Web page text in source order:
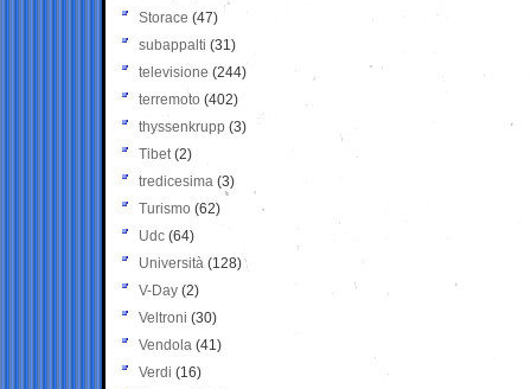
Storace (47)
subappalti (31)
televisione(244)
terremoto (402)
thyssenkrupp (3)
Tibet(2)
tredicesima (3)
Turismo (62)
Udc (64)
Università (128)
V-Day (2)
Veltroni (30)
Vendola (41)
Verdi (16)